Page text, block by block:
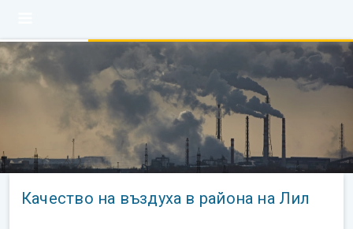
Качество на въздуха в района на Лил